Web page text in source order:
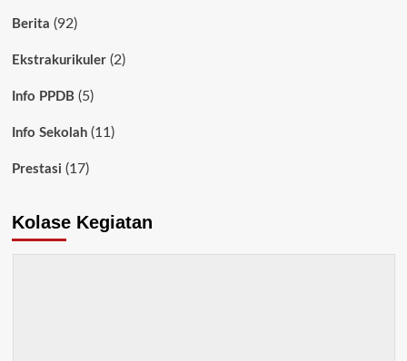
Berita (92)
Ekstrakurikuler(2)
Info PPDB(5)
Info Sekolah(11)
Prestasi (17)
Kolase Kegiatan